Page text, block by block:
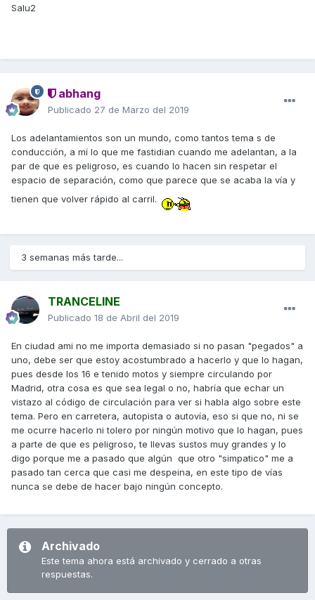
Salu2
abhang
Publicado 27 de Marzo del 2019
Los adelantamientos son un mundo, como tantos tema s de
conducción, a mí lo que me fastidian cuando me adelantan, a la
par de que es peligroso, es cuando lo hacen sin respetar el
espacio de separación, como que parece que se acaba la vía y
tienen que volver rápido al carril.
3 semanas más tarde...
TRANCELINE
Publicado 18 de Abril del 2019
En ciudad ami no me importa demasiado si no pasan "pegados" a
uno, debe ser que estoy acostumbrado a hacerlo y que lo hagan,
pues desde los 16 e tenido motos y siempre circulando por
Madrid, otra cosa es que sea legal o no, habría que echar un
vistazo al código de circulación para ver si habla algo sobre este
tema. Pero en carretera, autopista o autovía, eso si que no, ni se
me ocurre hacerlo ni tolero por ningún motivo que lo hagan, pues
a parte de que es peligroso, te llevas sustos muy grandes y lo
digo porque me a pasado que algún que otro "simpatico" me a
pasado tan cerca que casi me despeina, en este tipo de vías
nunca se debe de hacer bajo ningún concepto.
Archivado
Este tema ahora está archivado y cerrado a otras
respuestas.